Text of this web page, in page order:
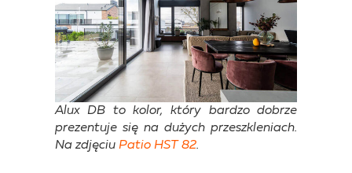
Alux DB to kolor, który bardzo dobrze
prezentuje się na dużych przeszkleniach.
Na zdjęciu Patio HST 82.